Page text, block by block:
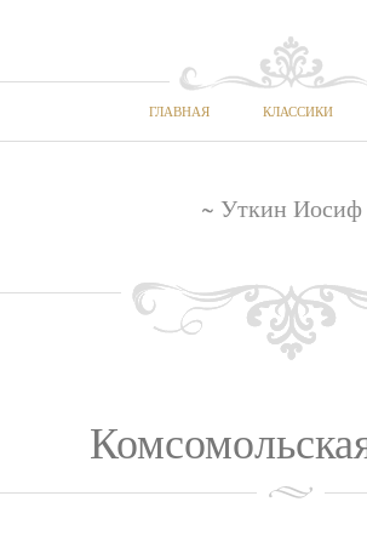
ГЛАВНАЯ КЛАССИКИ
~ Уткин Иосиф